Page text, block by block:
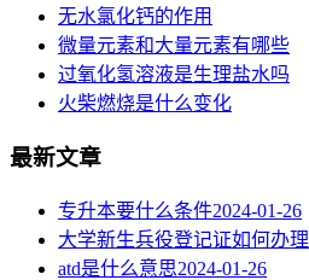
无水氯化钙的作用
微量元素和大量元素有哪些
过氧化氢溶液是生理盐水吗
火柴燃烧是什么变化
最新文章
专升本要什么条件2024-01-26
大学新生兵役登记证如何办理
atd是什么意思2024-01-26